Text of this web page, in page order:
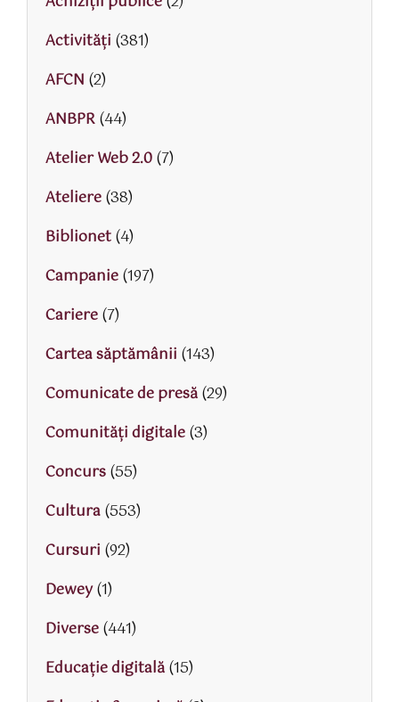
Activităţi (381)
AFCN (2)
ANBPR(44)
Atelier Web 2.0(7)
Ateliere(38)
Biblionet(4)
Campanie(197)
Cariere(7)
Cartea săptămânii (143)
Comunicate de presă(29)
Comunități digitale(3)
Concurs(55)
Cultura(553)
Cursuri (92)
Dewey(1)
Diverse(441)
Educaţie digitală(15)